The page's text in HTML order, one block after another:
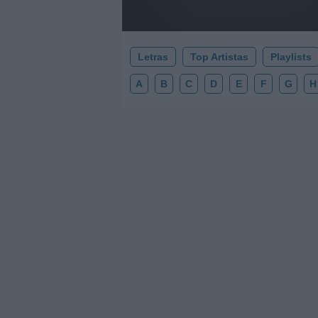
Letras Top Artistas Playlists
A B C D E F G H